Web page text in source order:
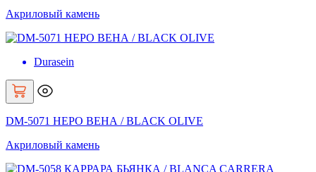
Акриловый камень
Durasein
DM-5071 НЕРО ВЕНА / BLACK OLIVE
Акриловый камень